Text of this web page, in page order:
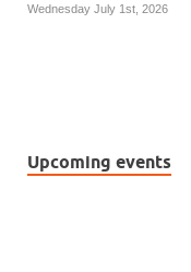
Wednesday July 1st, 2026
Upcoming events